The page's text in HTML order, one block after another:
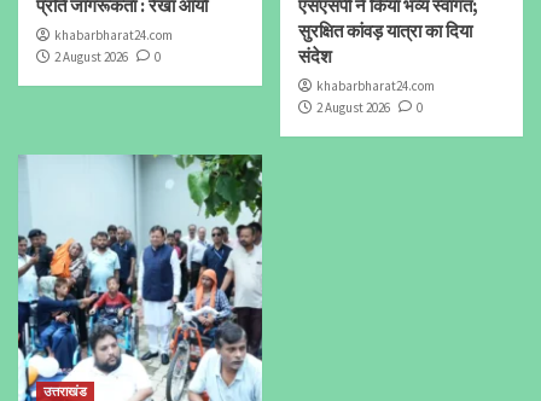
प्रति जागरूकता : रेखा आर्या
khabarbharat24.com
2 August 2026
0
एसएसपी ने किया भव्य स्वागत;
सुरक्षित कांवड़ यात्रा का दिया
संदेश
khabarbharat24.com
2 August 2026
0
उत्तराखंड